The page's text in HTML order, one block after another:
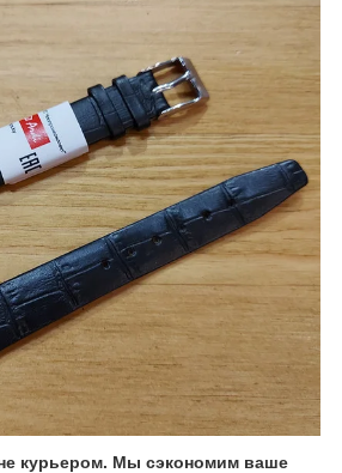
курьером. Мы сэкономим ваше